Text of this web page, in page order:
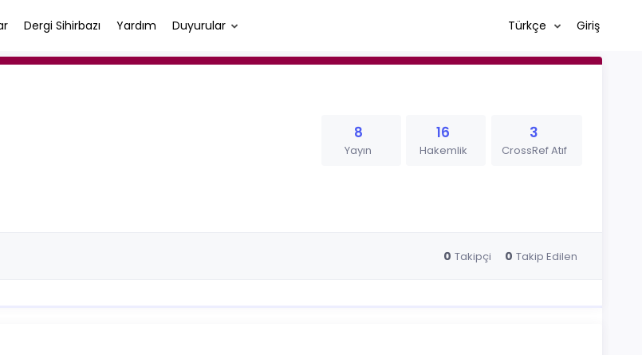
Dergi Sihirbazı Yardım Duyurular Türkçe Giriş
8
Yayın
16
Hakemlik
3
CrossRef Atıf
0 Takipçi 0 Takip Edilen